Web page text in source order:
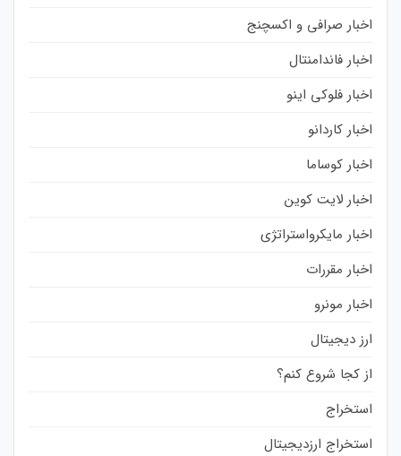
اخبار صرافی و اکسچنج
اخبار فاندامنتال
اخبار فلوکی اینو
اخبار کاردانو
اخبار کوساما
اخبار لایت کوین
اخبار مایکرواستراتژی
اخبار مقررات
اخبار مونرو
ارز دیجیتال
از کجا شروع کنم؟
استخراج
استخراج ارزدیجیتال